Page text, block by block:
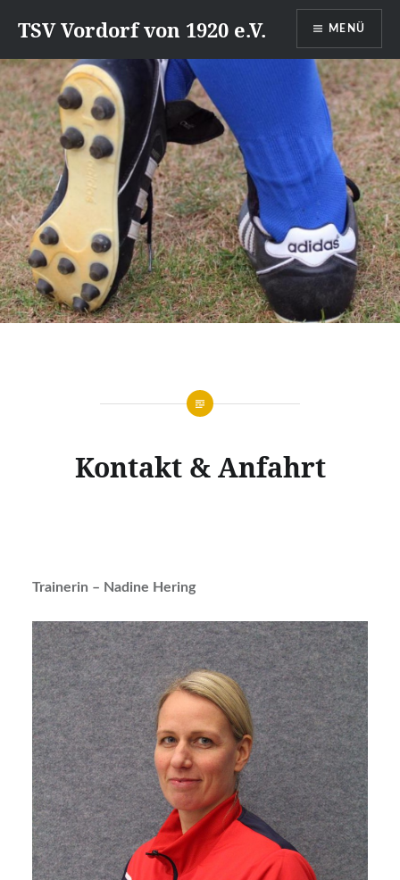
zumTSV Vordorf von 1920 e.V. MENÜ
Kontakt & Anfahrt
Trainerin – Nadine Hering